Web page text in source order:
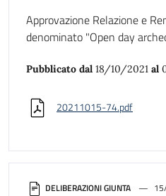
DELIBERAZIONI GIUNTA
Approvazione Relazione e
denominato "Open day
Pubblicato dal 18/10/2021 al
20211015-74.pdf